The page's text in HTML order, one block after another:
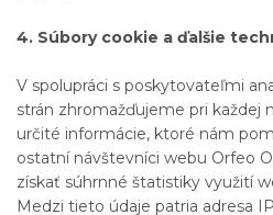
4. Súbory cookie a ďalšie
V spolupráci s poskytovateľmi
strán zhromažďujeme pri každej
určité informácie, ktoré nám
ostatní návštevníci webu Orfeo
získať súhrnné štatistiky využití
Medzi tieto údaje patria adresa